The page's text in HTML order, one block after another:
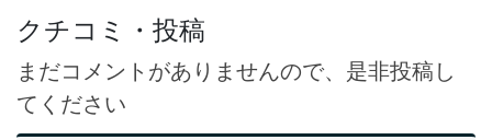
クチコミ・投稿
まだコメントがありませんので、是非投稿し
てください